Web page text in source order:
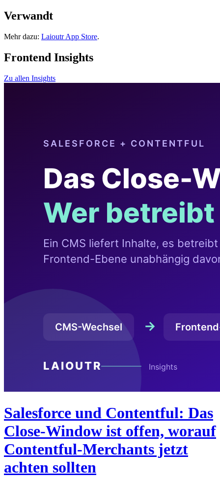
Verwandt
Mehr dazu: Laioutr App Store.
Frontend Insights
Zu allen Insights
Salesforce und Contentful: Das
Close-Window ist offen, worauf
Contentful-Merchants jetzt
achten sollten